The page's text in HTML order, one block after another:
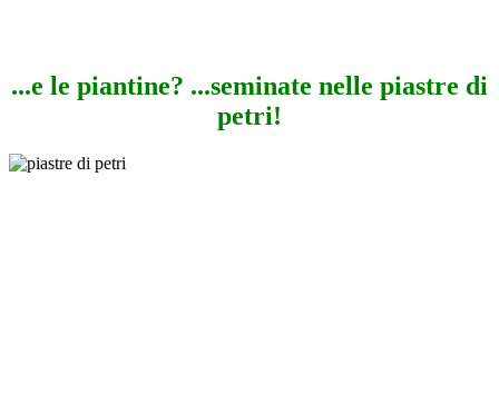
...e le piantine? ...seminate nelle piastre di
petri!